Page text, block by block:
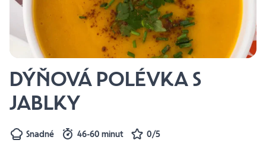
DÝŇOVÁ POLÉVKA S
JABLKY
Snadné 46-60 minut 0/5